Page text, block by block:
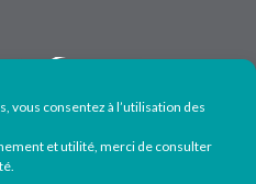
vous consentez à l’utilisation des
et utilité, merci de consulter
nous